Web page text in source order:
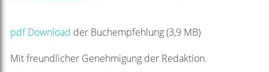
pdf Download der Buchempfehlung (3,9 MB)
Mit freundlicher Genehmigung der Redaktion.